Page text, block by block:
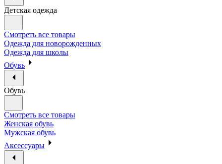
Детская одежда
Смотреть все товары
Одежда для новорожденных
Одежда для школы
Обувь
Обувь
Смотреть все товары
Женская обувь
Мужская обувь
Аксессуары